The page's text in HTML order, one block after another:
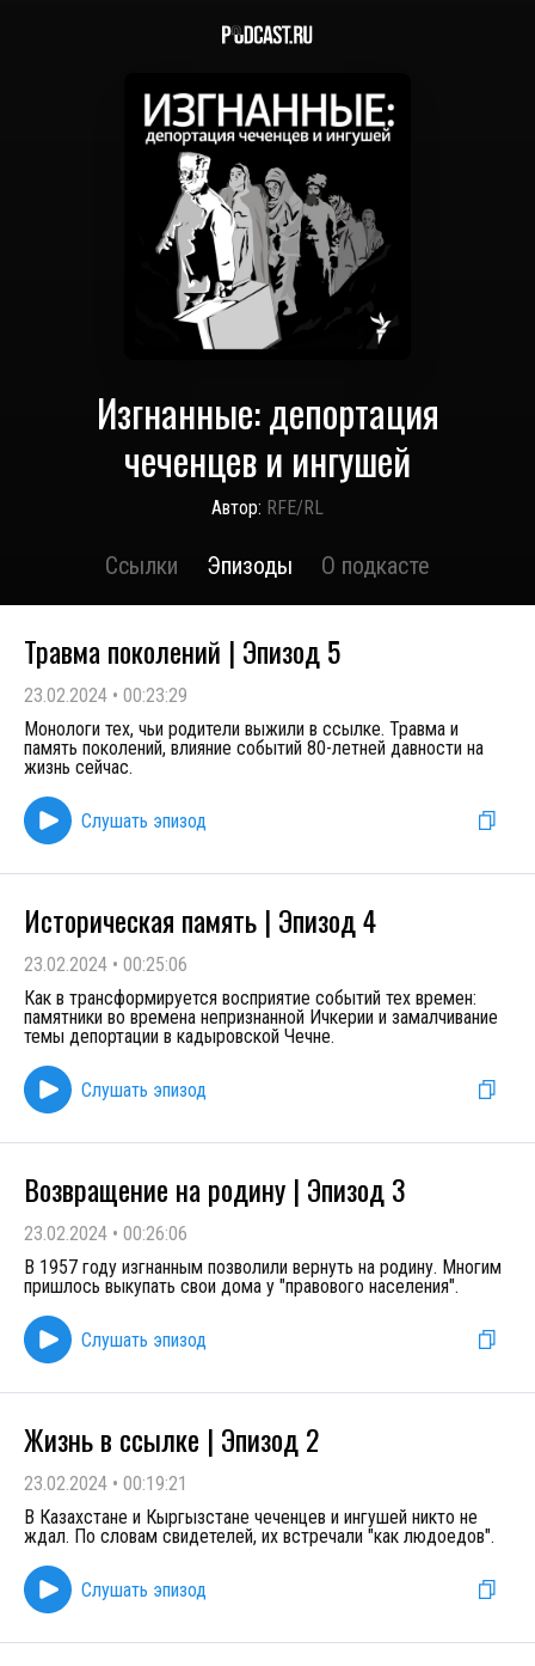
Изгнанные: депортация
чеченцев и ингушей
Автор: RFE/RL
Ссылки Эпизоды О подкасте
Травма поколений | Эпизод 5
23.02.2024 • 00:23:29
Монологи тех, чьи родители выжили в ссылке. Травма и
память поколений, влияние событий 80-летней давности на
жизнь сейчас.
Слушать эпизод
Историческая память | Эпизод 4
23.02.2024 • 00:25:06
Как в трансформируется восприятие событий тех времен:
памятники во времена непризнанной Ичкерии и замалчивание
темы депортации в кадыровской Чечне.
Слушать эпизод
Возвращение на родину | Эпизод 3
23.02.2024 • 00:26:06
В 1957 году изгнанным позволили вернуть на родину. Многим
пришлось выкупать свои дома у "правового населения".
Слушать эпизод
Жизнь в ссылке | Эпизод 2
23.02.2024 • 00:19:21
В Казахстане и Кыргызстане чеченцев и ингушей никто не
ждал. По словам свидетелей, их встречали "как людоедов".
Слушать эпизод